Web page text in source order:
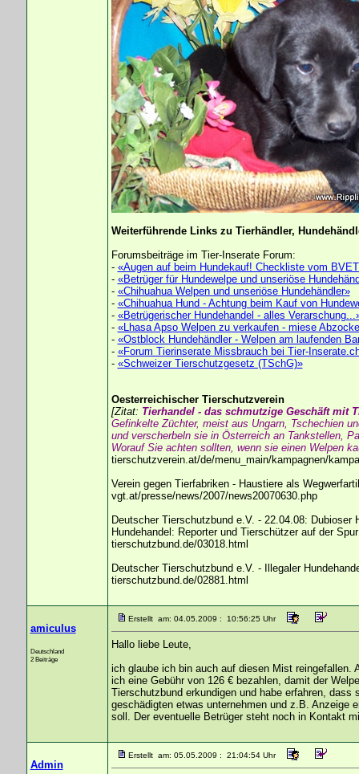
Weiterführende Links zu Tierhändler,
Forumsbeiträge im Tier-Inserate Forum:
- «Augen auf beim Hundekauf! Checkliste vom
- «Betrüger für Hundewelpe und unseriöse
- «Chihuahua Welpen und unseriöse Hundehändler»
- «Chihuahua Hund - Achtung beim Kauf von
- «Betrügerischer Hundehandel - alles
- «Lhasa Apso Welpen zu verkaufen - miese
- «Ostblock Hundehändler - Welpen am laufenden
- «Forum Tierinserate Missbrauch bei Tier-
- «Schweizer Tierschutzgesetz (TSchG)»
Oesterreichischer Tierschutzverein
[Zitat: Tierhandel - das schmutzige Geschäft mit
Gefinkelte Züchter, meist aus Ungarn, Tschechien
und verscherbeln sie in Österreich an Tankstellen,
Worauf Sie achten sollten, wenn sie einen Welpen
tierschutzverein.at/de/menu_main/kampagnen/
Verein gegen Tierfabriken - Haustiere als
vgt.at/presse/news/2007/news20070630.php
Deutscher Tierschutzbund e.V. - 22.04.08: Dubioser
Hundehandel: Reporter und Tierschützer auf der
tierschutzbund.de/03018.html
Deutscher Tierschutzbund e.V. - Illegaler
tierschutzbund.de/02881.html
amiculus
Deutschland
2 Beiträge
Erstellt am: 04.05.2009 : 10:56:25 Uhr
Hallo liebe Leute,
ich glaube ich bin auch auf diesen Mist reingefallen.
ich eine Gebühr von 126 € bezahlen, damit der
Tierschutzbund erkundigen und habe erfahren,
geschädigten etwas unternehmen und z.B. Anzeige
soll. Der eventuelle Betrüger steht noch in Kontakt
Admin
Erstellt am: 05.05.2009 : 21:04:54 Uhr